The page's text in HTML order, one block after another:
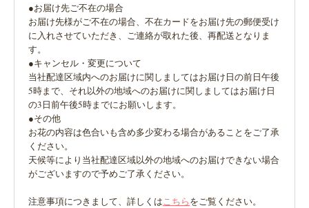
●お届け先ご不在の場合
お届け先様がご不在の場合、不在カードをお届け先の郵便受け
に入れさせていただき、ご連絡が取れた後、再配送となりま
す。
●キャンセル・変更について
当社配達区域内へのお届けに関しましてはお届け日の前日午後
5時まで、それ以外の地域へのお届けに関しましてはお届け日
の3日前午後5時までにお願いします。
●その他
お花の内容は色合いも含め多少変わる場合があることをご了承
ください。
天候等により当社配達区域以外の地域へのお届けできない場合
がございますので予めご了承ください。
注意事項につきまして、詳しくはこちらをご覧ください。